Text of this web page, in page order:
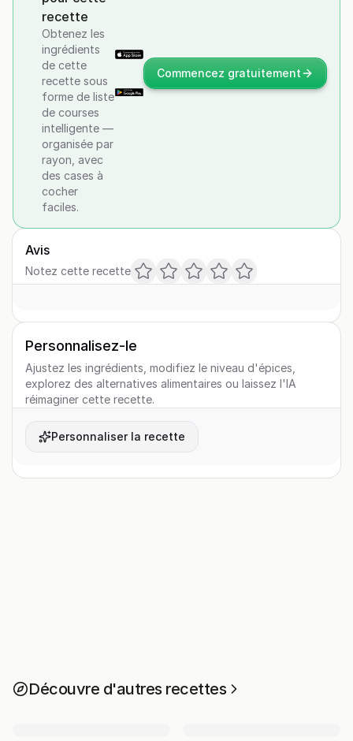
recette
Obtenez les
ingrédients
de cette
recette sous
forme de liste
de courses
intelligente —
organisée par
rayon, avec
des cases à
cocher
faciles.
Commencez gratuitement
Avis
Notez cette recette
Personnalisez-le
Ajustez les ingrédients, modifiez le niveau d'épices,
explorez des alternatives alimentaires ou laissez l'IA
réimaginer cette recette.
Personnaliser la recette
Découvre d'autres recettes